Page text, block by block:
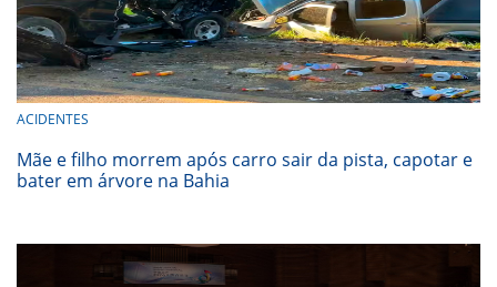
ACIDENTES
Mãe e filho morrem após carro sair da pista, capotar e
bater em árvore na Bahia